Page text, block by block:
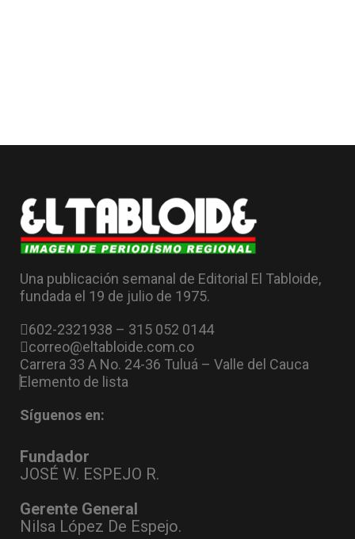
Una publicación semanal de Editorial El Tabloide,
fundada el 19 de julio de 1975.
602-2321938 – 315 052 0144
correo@eltabloide.com.co
Carrera 33 A No. 24-36 Tuluá – Valle del Cauca
Elemento de lista
Síguenos en:
Fundador
JOSÉ W. ESPEJO R.
Gerente General
Nilsa López De Espejo.